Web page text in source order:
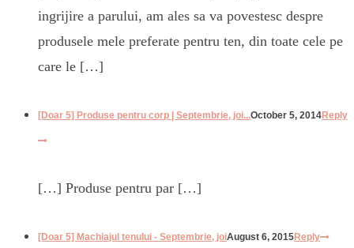
ingrijire a parului, am ales sa va povestesc despre
produsele mele preferate pentru ten, din toate cele pe
care le […]
[Doar 5] Produse pentru corp | Septembrie, joi...October 5, 2014Reply
[…] Produse pentru par […]
[Doar 5] Machiajul tenului - Septembrie, joiAugust 6, 2015Reply